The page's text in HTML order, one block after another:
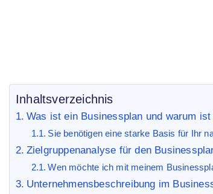
Inhaltsverzeichnis
Was ist ein Businessplan und warum
Sie benötigen eine starke Basis für Ihr
Zielgruppenanalyse für den
Wen möchte ich mit meinem
Unternehmensbeschreibung im